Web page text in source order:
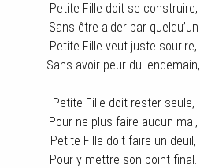
Petite Fille doit se construire,
Sans être aider par quelqu’un
Petite Fille veut juste sourire,
Sans avoir peur du lendemain,
Petite Fille doit rester seule,
Pour ne plus faire aucun mal,
Petite Fille doit faire un deuil,
Pour y mettre son point final.